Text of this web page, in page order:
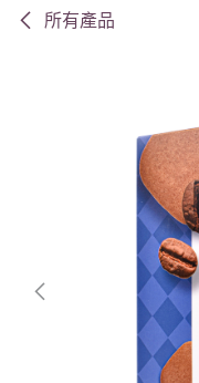
所有產品